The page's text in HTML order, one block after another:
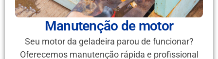
Manutenção de motor
Seu motor da geladeira parou de funcionar?
Oferecemos manutenção rápida e profissional